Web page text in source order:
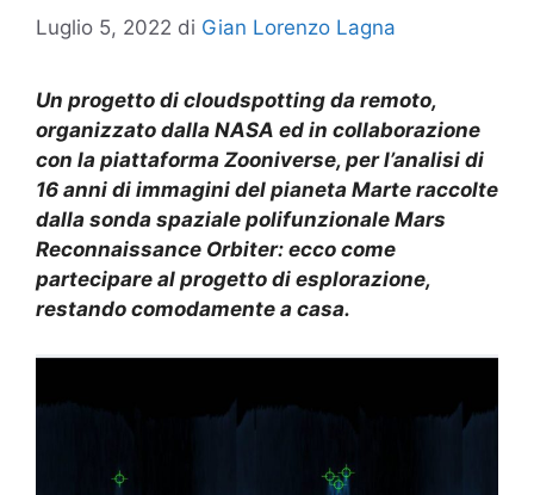
Luglio 5, 2022 di Gian Lorenzo Lagna
Un progetto di cloudspotting da remoto,
organizzato dalla NASA ed in collaborazione
con la piattaforma Zooniverse, per l’analisi di
16 anni di immagini del pianeta Marte raccolte
dalla sonda spaziale polifunzionale Mars
Reconnaissance Orbiter: ecco come
partecipare al progetto di esplorazione,
restando comodamente a casa.